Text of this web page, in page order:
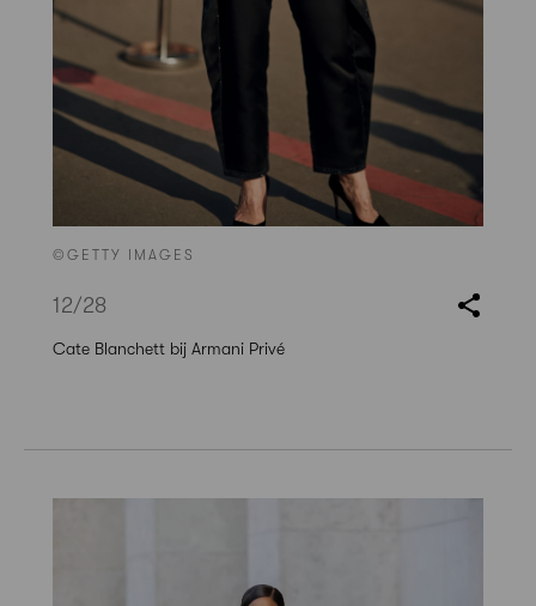
©GETTY IMAGES
12/28
Cate Blanchett bij Armani Privé